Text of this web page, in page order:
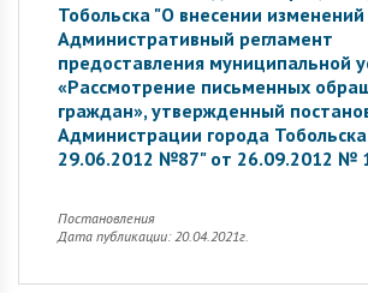
Тобольска "О внесении изменений
Административный регламент
предоставления муниципальной
«Рассмотрение письменных
граждан», утвержденный
Администрации города
29.06.2012 №87" от 26.09.2012 №
Постановления
Дата публикации: 20.04.2021г.